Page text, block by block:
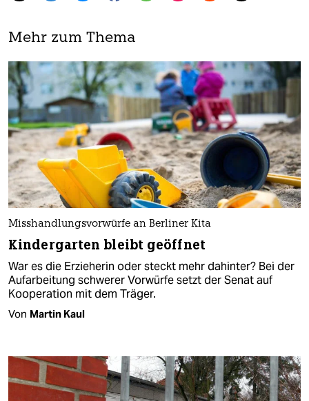
Mehr zum Thema
Misshandlungsvorwürfe an Berliner Kita
Kindergarten bleibt geöffnet
War es die Erzieherin oder steckt mehr dahinter? Bei der
Aufarbeitung schwerer Vorwürfe setzt der Senat auf
Kooperation mit dem Träger.
Von Martin Kaul